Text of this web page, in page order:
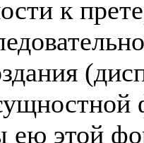
к
ею этой